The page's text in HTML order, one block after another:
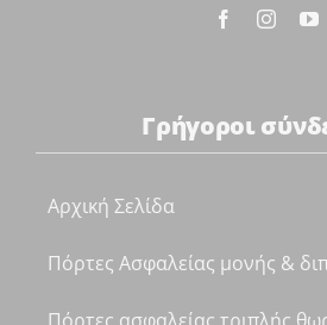
Γρήγοροι
Αρχική Σελίδα
Πόρτες Ασφαλείας μονής &